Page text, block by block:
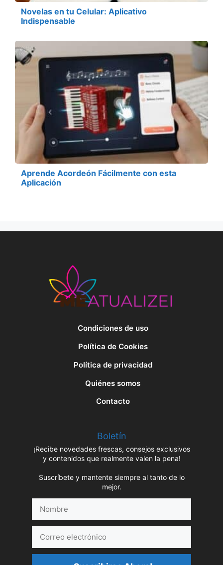
Novelas en tu Celular: Aplicativo
Indispensable
Aprende Acordeón Fácilmente con esta
Aplicación
Condiciones de uso
Política de Cookies
Política de privacidad
Quiénes somos
Contacto
Boletín
¡Recibe novedades frescas, consejos exclusivos
y contenidos que realmente valen la pena!
Suscríbete y mantente siempre al tanto de lo
mejor.
electrónico